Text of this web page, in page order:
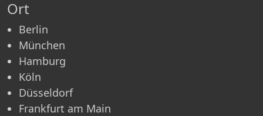
Ort
Berlin
München
Hamburg
Köln
Düsseldorf
Frankfurt am Main